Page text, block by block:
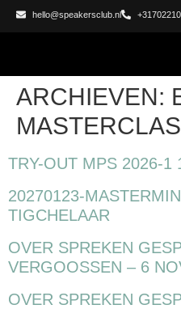
hello@speakersclub.nl
ARCHIEVEN:
TRY-OUT MPS 2026-1
20270123-
TIGCHELAAR
OVER SPREKEN
VERGOOSSEN – 6
OVER SPREKEN